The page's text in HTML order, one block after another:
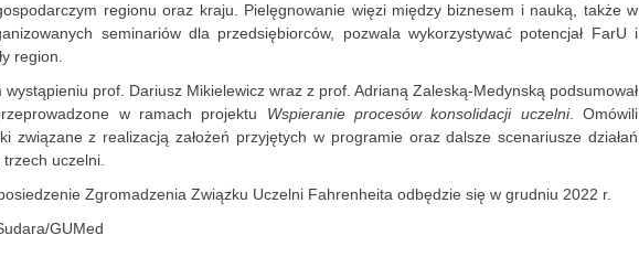
regionu oraz kraju. Pielęgnowanie więzi między biznesem i nauką, także w
seminariów dla przedsiębiorców, pozwala wykorzystywać potencjał FarU i
region.
wystąpieniu prof. Dariusz Mikielewicz wraz z prof. Adrianą Zaleską-Medynską podsumował
w ramach projektu Wspieranie procesów konsolidacji uczelni. Omówili
związane z realizacją założeń przyjętych w programie oraz dalsze scenariusze działań
trzech uczelni.
Zgromadzenia Związku Uczelni Fahrenheita odbędzie się w grudniu 2022 r.
GUMed